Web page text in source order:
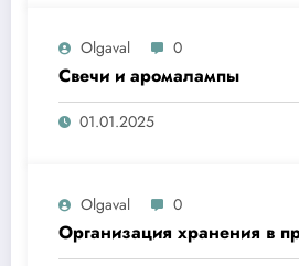
Olgaval 0
Свечи и аромалампы
01.01.2025
Olgaval 0
Организация хранения в